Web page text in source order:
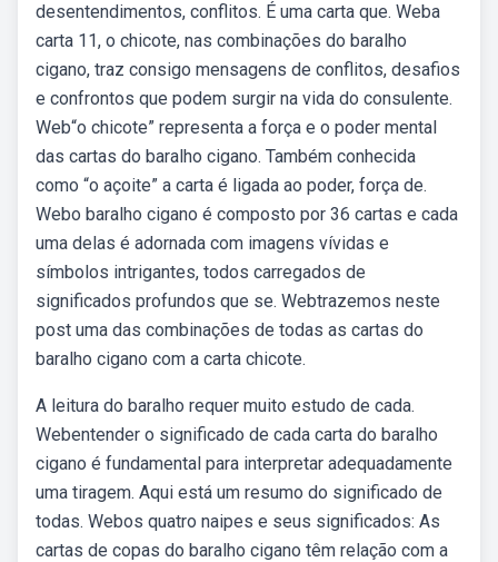
desentendimentos, conflitos. É uma carta que. Weba
carta 11, o chicote, nas combinações do baralho
cigano, traz consigo mensagens de conflitos, desafios
e confrontos que podem surgir na vida do consulente.
Web“o chicote” representa a força e o poder mental
das cartas do baralho cigano. Também conhecida
como “o açoite” a carta é ligada ao poder, força de.
Webo baralho cigano é composto por 36 cartas e cada
uma delas é adornada com imagens vívidas e
símbolos intrigantes, todos carregados de
significados profundos que se. Webtrazemos neste
post uma das combinações de todas as cartas do
baralho cigano com a carta chicote.
A leitura do baralho requer muito estudo de cada.
Webentender o significado de cada carta do baralho
cigano é fundamental para interpretar adequadamente
uma tiragem. Aqui está um resumo do significado de
todas. Webos quatro naipes e seus significados: As
cartas de copas do baralho cigano têm relação com a